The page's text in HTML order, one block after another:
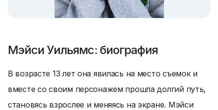
Мэйси Уильямс: биография
В возрасте 13 лет она явилась на место съемок и
вместе со своим персонажем прошла долгий путь,
становясь взрослее и меняясь на экране. Мэйси